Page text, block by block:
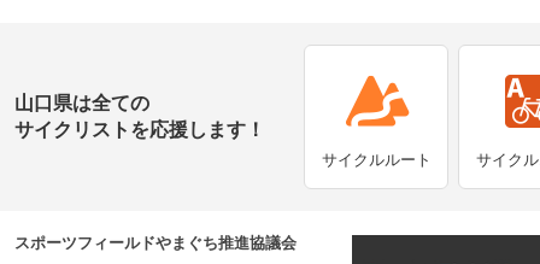
山口県は全ての
サイクリストを応援します！
サイクルルート サイク
スポーツフィールドやまぐち推進協議会